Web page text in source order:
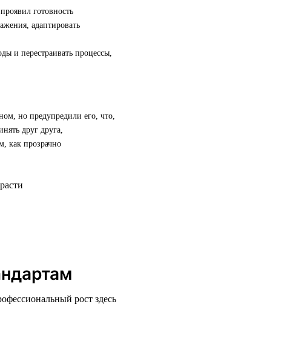
готовность
адаптировать
и перестраивать процессы,
но предупредили его, что,
друг друга,
как прозрачно
рост здесь